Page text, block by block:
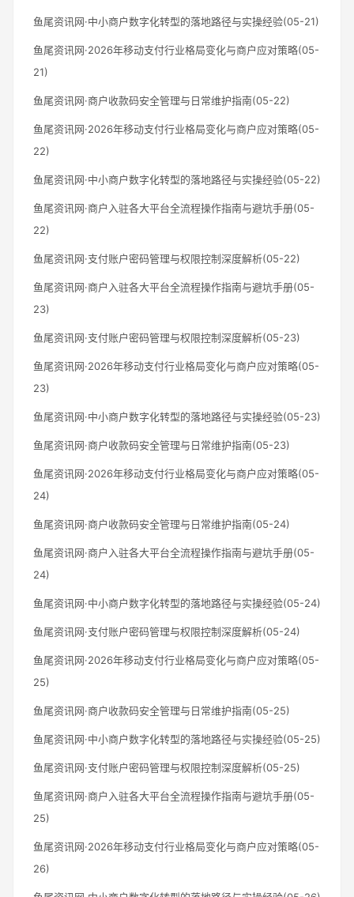
鱼尾资讯网·中小商户数字化转型的落地路径与实操经验(05-21)
鱼尾资讯网·2026年移动支付行业格局变化与商户应对策略(05-
21)
鱼尾资讯网·商户收款码安全管理与日常维护指南(05-22)
鱼尾资讯网·2026年移动支付行业格局变化与商户应对策略(05-
22)
鱼尾资讯网·中小商户数字化转型的落地路径与实操经验(05-22)
鱼尾资讯网·商户入驻各大平台全流程操作指南与避坑手册(05-
22)
鱼尾资讯网·支付账户密码管理与权限控制深度解析(05-22)
鱼尾资讯网·商户入驻各大平台全流程操作指南与避坑手册(05-
23)
鱼尾资讯网·支付账户密码管理与权限控制深度解析(05-23)
鱼尾资讯网·2026年移动支付行业格局变化与商户应对策略(05-
23)
鱼尾资讯网·中小商户数字化转型的落地路径与实操经验(05-23)
鱼尾资讯网·商户收款码安全管理与日常维护指南(05-23)
鱼尾资讯网·2026年移动支付行业格局变化与商户应对策略(05-
24)
鱼尾资讯网·商户收款码安全管理与日常维护指南(05-24)
鱼尾资讯网·商户入驻各大平台全流程操作指南与避坑手册(05-
24)
鱼尾资讯网·中小商户数字化转型的落地路径与实操经验(05-24)
鱼尾资讯网·支付账户密码管理与权限控制深度解析(05-24)
鱼尾资讯网·2026年移动支付行业格局变化与商户应对策略(05-
25)
鱼尾资讯网·商户收款码安全管理与日常维护指南(05-25)
鱼尾资讯网·中小商户数字化转型的落地路径与实操经验(05-25)
鱼尾资讯网·支付账户密码管理与权限控制深度解析(05-25)
鱼尾资讯网·商户入驻各大平台全流程操作指南与避坑手册(05-
25)
鱼尾资讯网·2026年移动支付行业格局变化与商户应对策略(05-
26)